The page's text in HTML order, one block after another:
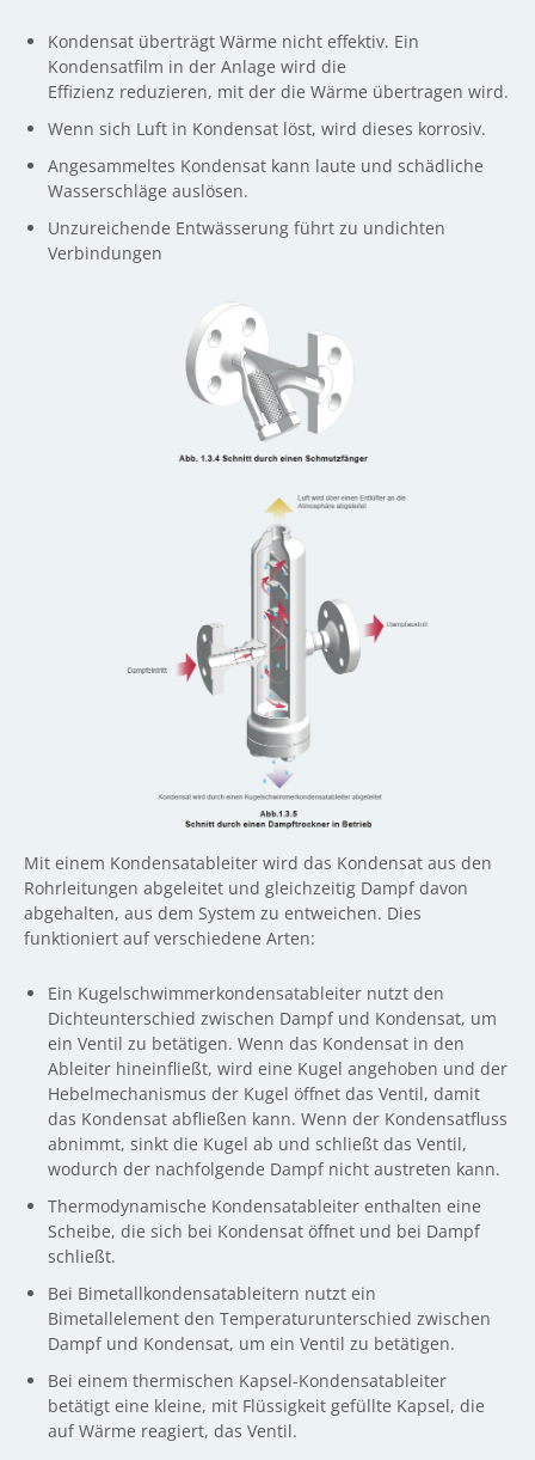
Kondensat überträgt Wärme nicht effektiv. Ein
Kondensatfilm in der Anlage wird die
Effizienz reduzieren, mit der die Wärme übertragen wird.
Wenn sich Luft in Kondensat löst, wird dieses korrosiv.
Angesammeltes Kondensat kann laute und schädliche
Wasserschläge auslösen.
Unzureichende Entwässerung führt zu undichten
Verbindungen
Mit einem Kondensatableiter wird das Kondensat aus den
Rohrleitungen abgeleitet und gleichzeitig Dampf davon
abgehalten, aus dem System zu entweichen. Dies
funktioniert auf verschiedene Arten:
Ein Kugelschwimmerkondensatableiter nutzt den
Dichteunterschied zwischen Dampf und Kondensat, um
ein Ventil zu betätigen. Wenn das Kondensat in den
Ableiter hineinfließt, wird eine Kugel angehoben und der
Hebelmechanismus der Kugel öffnet das Ventil, damit
das Kondensat abfließen kann. Wenn der Kondensatfluss
abnimmt, sinkt die Kugel ab und schließt das Ventil,
wodurch der nachfolgende Dampf nicht austreten kann.
Thermodynamische Kondensatableiter enthalten eine
Scheibe, die sich bei Kondensat öffnet und bei Dampf
schließt.
Bei Bimetallkondensatableitern nutzt ein
Bimetallelement den Temperaturunterschied zwischen
Dampf und Kondensat, um ein Ventil zu betätigen.
Bei einem thermischen Kapsel-Kondensatableiter
betätigt eine kleine, mit Flüssigkeit gefüllte Kapsel, die
auf Wärme reagiert, das Ventil.